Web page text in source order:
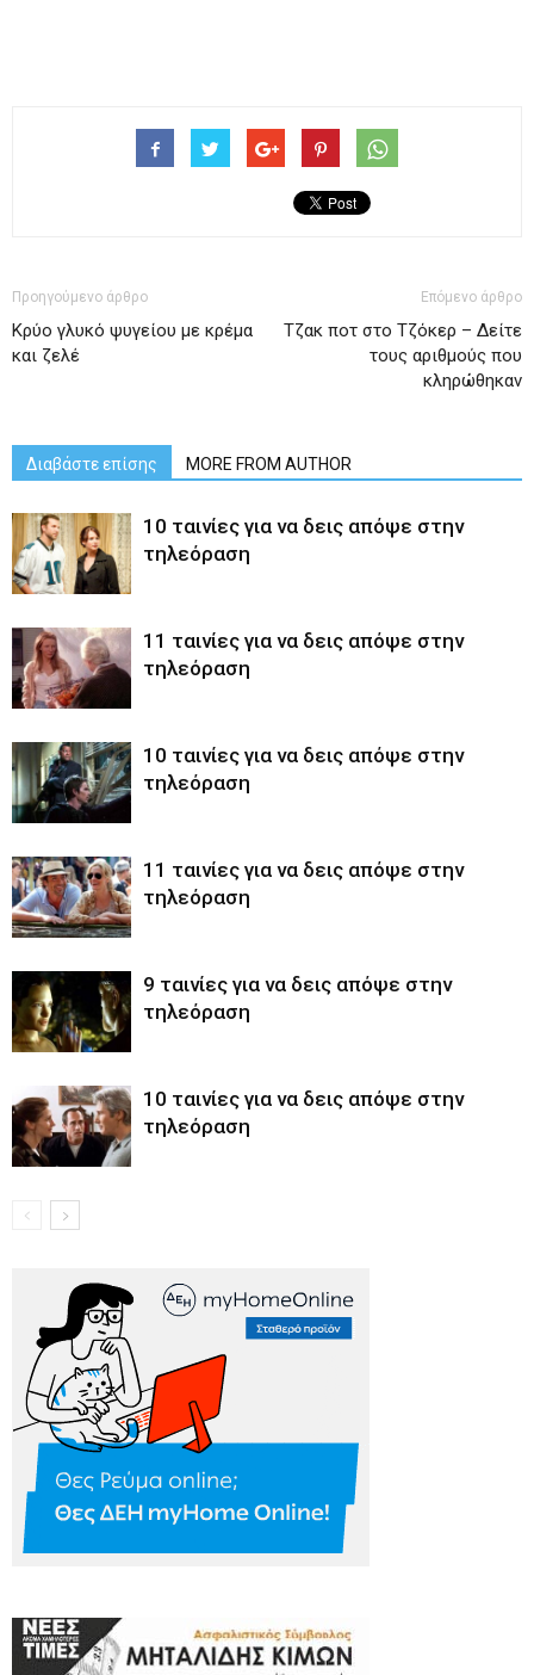
Προηγούμενο άρθρο
Κρύο γλυκό ψυγείου με κρέμα
και ζελέ
Επόμενο άρθρο
Tζακ ποτ στο Τζόκερ – Δείτε
τους αριθμούς που
κληρώθηκαν
Διαβάστε επίσης MORE FROM AUTHOR
10 ταινίες για να δεις απόψε στην
τηλεόραση
11 ταινίες για να δεις απόψε στην
τηλεόραση
10 ταινίες για να δεις απόψε στην
τηλεόραση
11 ταινίες για να δεις απόψε στην
τηλεόραση
9 ταινίες για να δεις απόψε στην
τηλεόραση
10 ταινίες για να δεις απόψε στην
τηλεόραση